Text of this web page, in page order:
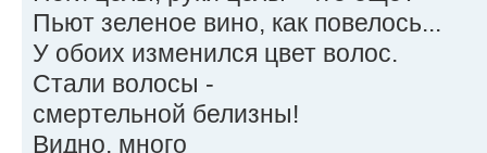
Пьют зеленое вино, как повелось...
У обоих изменился цвет волос.
Стали волосы -
смертельной белизны!
Видно, много